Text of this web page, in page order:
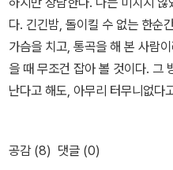
들이라는 걸 알았다. 은호와 도희
들의 이야기를 듣는다. 지금 자
기다. 수빈의 친구들을 차례대로
두 이야기가 합쳐지면서 서로가
을 말렸지 못했다는 마음 때문에
황에서 누군가의 희생은 피할 수
사람들이 견디는 삶의 무게 등 의
그러나 이 소설에 등장하는 사람
지는 않았다는 점에서 로맨스 소
여름의 바다를 보다 다양한 차원
알게 되었다. 바다에 빠진 그들
다는 것도. 은호와 도희는 사건
다. 12년 전, 수빈의 사고 후 도망치듯 고향을 떠난 나은은 최근 꿈을
꾸기 시작했다. 수빈이 죽기 직
아가 수빈을 막으면 수빈의 죽음
으면 지금 살아있는 아이들의
를 바꿀 힘이 있다는 것을 알게
다. 긴긴밤, 돌이킬 수 없는 한순
가슴을 치고, 통곡을 해 본 사람
을 때 무조건 잡아 볼 것이다. 그
난다고 해도, 아무리 터무니없다
은은 얼마 전부터 이상한 꿈을
이 년 전 그날, 그 사건의 완벽한
공감 (8) 댓글 (0)